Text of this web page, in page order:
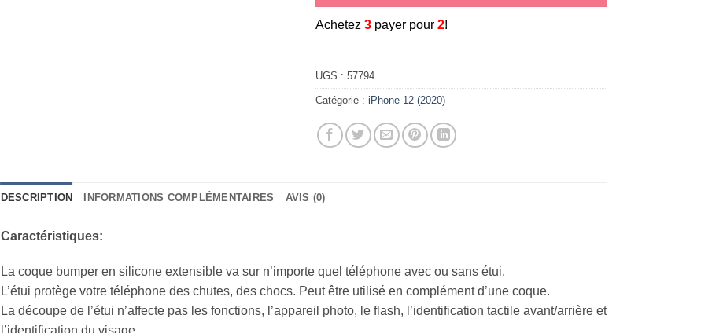
Achetez3 payer pour2!
UGS :57794
Catégorie :iPhone 12 (2020)
DESCRIPTION INFORMATIONS COMPLÉMENTAIRES AVIS (0)
Caractéristiques:
La coque bumper en silicone extensible va sur n’importe quel téléphone avec ou sans étui.
L’étui protège votre téléphone des chutes, des chocs. Peut être utilisé en complément d’une coque.
La découpe de l’étui n’affecte pas les fonctions, l’appareil photo, le flash, l’identification tactile avant/arrière et